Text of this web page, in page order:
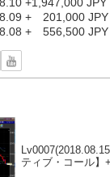
+ 201,000 JPY
+ 556,500 JPY
ティブ・コール】